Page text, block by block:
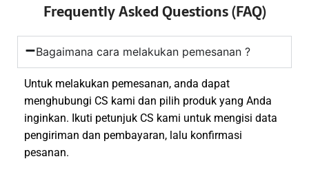
Frequently Asked Questions (FAQ)
Bagaimana cara melakukan pemesanan ?
Untuk melakukan pemesanan, anda dapat
menghubungi CS kami dan pilih produk yang Anda
inginkan. Ikuti petunjuk CS kami untuk mengisi data
pengiriman dan pembayaran, lalu konfirmasi
pesanan.